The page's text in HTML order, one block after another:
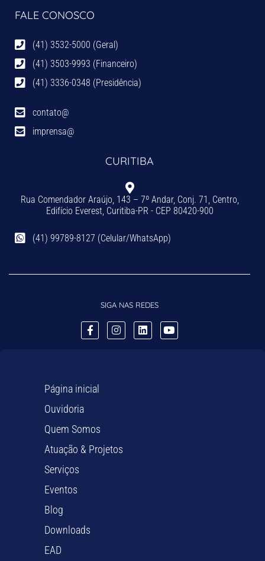
FALE CONOSCO
(41) 3532-5000 (Geral)
(41) 3503-9993 (Financeiro)
(41) 3336-0348 (Presidência)
contato@
imprensa@
CURITIBA
Rua Comendador Araújo, 143 – 7º Andar, Conj. 71, Centro,
Edifício Everest, Curitiba-PR - CEP 80420-900
(41) 99789-8127 (Celular/WhatsApp)
SIGA NAS REDES
Página inicial
Ouvidoria
Quem Somos
Atuação & Projetos
Serviços
Eventos
Blog
Downloads
EAD